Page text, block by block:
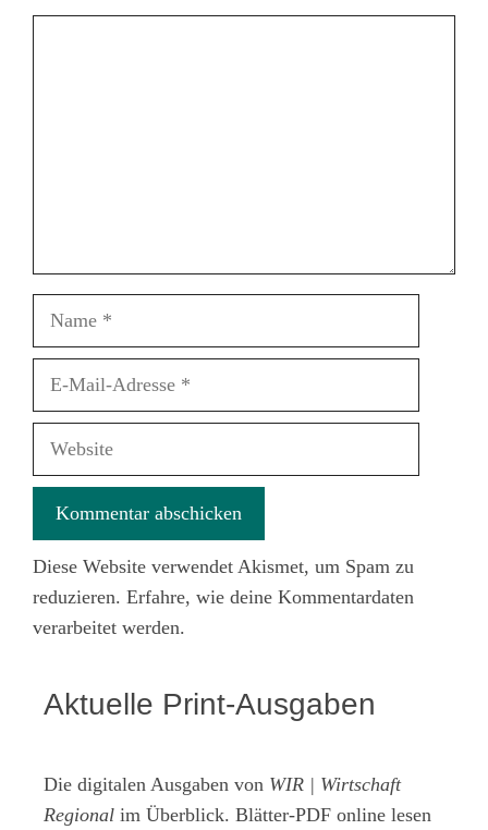
Diese Website verwendet Akismet, um Spam zu
reduzieren. Erfahre, wie deine Kommentardaten
verarbeitet werden.
Aktuelle Print-Ausgaben
Die digitalen Ausgaben von WIR | Wirtschaft
Regional im Überblick. Blätter-PDF online lesen